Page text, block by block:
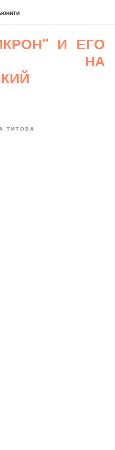
И ЕГО
НА
ТИТОВА